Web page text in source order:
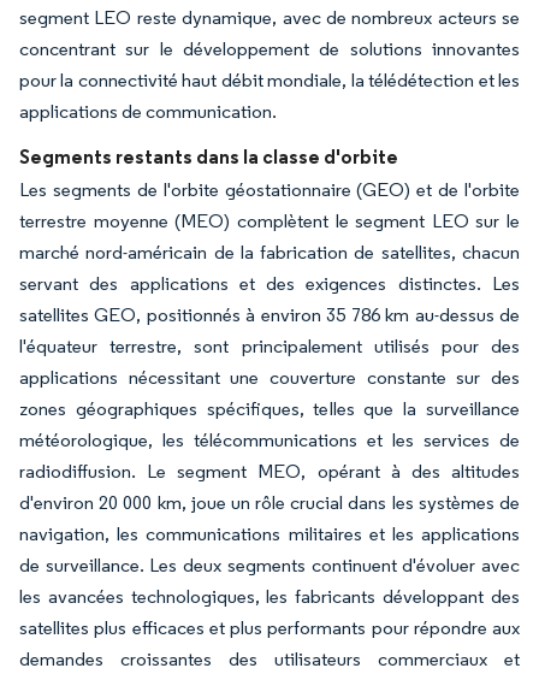
segment LEO reste dynamique, avec de nombreux acteurs se
concentrant sur le développement de solutions innovantes
pour la connectivité haut débit mondiale, la télédétection et les
applications de communication.
Segments restants dans la classe d'orbite
Les segments de l'orbite géostationnaire (GEO) et de l'orbite
terrestre moyenne (MEO) complètent le segment LEO sur le
marché nord-américain de la fabrication de satellites, chacun
servant des applications et des exigences distinctes. Les
satellites GEO, positionnés à environ 35 786 km au-dessus de
l'équateur terrestre, sont principalement utilisés pour des
applications nécessitant une couverture constante sur des
zones géographiques spécifiques, telles que la surveillance
météorologique, les télécommunications et les services de
radiodiffusion. Le segment MEO, opérant à des altitudes
d'environ 20 000 km, joue un rôle crucial dans les systèmes de
navigation, les communications militaires et les applications
de surveillance. Les deux segments continuent d'évoluer avec
les avancées technologiques, les fabricants développant des
satellites plus efficaces et plus performants pour répondre aux
demandes croissantes des utilisateurs commerciaux et